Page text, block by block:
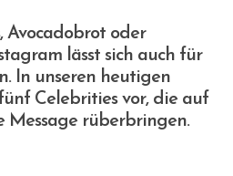
Avocadobrot oder
lässt sich auch für
In unseren heutigen
Celebrities vor, die auf
Message rüberbringen.